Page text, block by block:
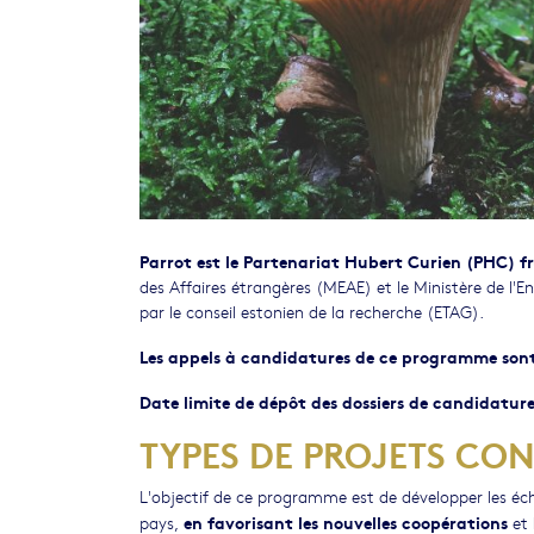
Parrot est le Partenariat Hubert Curien (PHC)
des Affaires étrangères (MEAE) et le Ministère de
par le conseil estonien de la recherche (ETAG).
Les appels à candidatures de ce programme
Date limite de dépôt des dossiers de
TYPES DE PROJETS
L'objectif de ce programme est de développer les
pays, en favorisant les nouvelles coopérations et